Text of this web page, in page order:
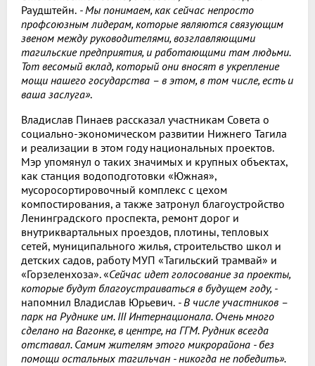
Раудштейн. - Мы понимаем, как сейчас непросто
профсоюзным лидерам, которые являются связующим
звеном между руководителями, возглавляющими
тагильские предприятия, и работающими там людьми.
Тот весомый вклад, который они вносят в укрепление
мощи нашего государства – в этом, в том числе, есть и
ваша заслуга».
Владислав Пинаев рассказал участникам Совета о
социально-экономическом развитии Нижнего Тагила
и реализации в этом году национальных проектов.
Мэр упомянул о таких значимых и крупных объектах,
как станция водоподготовки «Южная»,
мусоросортировочный комплекс с цехом
компостирования, а также затронул благоустройство
Ленинградского проспекта, ремонт дорог и
внутриквартальных проездов, плотины, тепловых
сетей, муниципального жилья, строительство школ и
детских садов, работу МУП «Тагильский трамвай» и
«Горзеленхоза». «Сейчас идет голосование за проекты,
которые будут благоустраиваться в будущем году, -
напомнил Владислав Юрьевич. - В числе участников –
парк на Руднике им. III Интернационала. Очень много
сделано на Вагонке, в центре, на ГГМ. Рудник всегда
отставал. Самим жителям этого микрорайона - без
помощи остальных тагильчан - никогда не победить».